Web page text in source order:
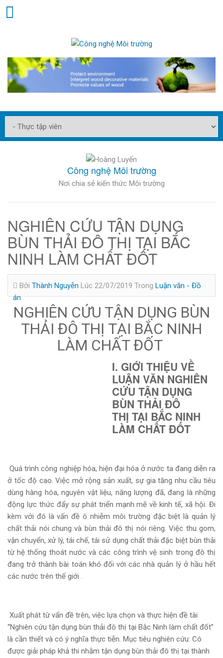
Công nghệ Môi trường
Nơi chia sẻ kiến thức Môi trường
NGHIÊN CỨU TẬN DỤNG
BÙN THẢI ĐÔ THỊ TẠI BẮC
NINH LÀM CHẤT ĐỐT
Bởi Thành Nguyễn Lúc 22/07/2019 Trong Luận văn - Đồ
án
NGHIÊN CỨU TẬN DỤNG BÙN
THẢI ĐÔ THỊ TẠI BẮC NINH
LÀM CHẤT ĐỐT
I. GIỚI THIỆU VỀ
LUẬN VĂN NGHIÊN
CỨU TẬN DỤNG
BÙN THẢI ĐÔ
THỊ TẠI BẮC NINH
LÀM CHẤT ĐỐT
Quá trình công nghiệp hóa, hiện đại hóa ở nước ta đang diễn ra
ở tốc độ cao.Việc mở rộng sản xuất, sự gia tăng nhu cầu tiêu
dùng hàng hóa, nguyên vật liệu, năng lượng đã, đang là những
động lực thức đẩy sự phát triển mạnh mẽ về kinh tế, xã hội. Đi
kèm với đó là vấn đề ô nhiễm môi trường đặc biệt là quản lý
chất thải nói chung và bùn thải đô thị nói riêng. Việc thu gom,
vận chuyển, xử lý, tái chế, tái sử dụng chất thải đặc biệt bùn thải
từ hệ thống thoát nước và các công trình vệ sinh trong đô thị
đang trở thành bài toán khó đối với các nhà quản lý ở hầu hết
các nước trên thế giới .
Xuất phát từ vấn đề trên, việc lựa chọn và thực hiện đề tài
“Nghiên cứu tận dụng bùn thải đô thị tại Bắc Ninh làm chất đốt”
là cần thiết và có ý nghĩa thực tiễn. Mục tiêu nghiên cứu: Có
được giải pháp khả thi nhằm tận dụng bùn thải đô thị tại thành